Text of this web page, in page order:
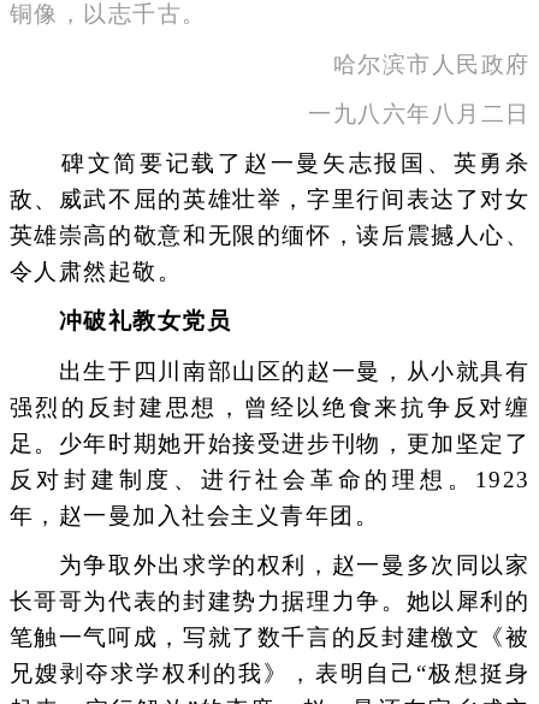
铜像，以志千古。
哈尔滨市人民政府
一九八六年八月二日
碑文简要记载了赵一曼矢志报国、英勇杀
敌、威武不屈的英雄壮举，字里行间表达了对女
英雄崇高的敬意和无限的缅怀，读后震撼人心、
令人肃然起敬。
冲破礼教女党员
出生于四川南部山区的赵一曼，从小就具有
强烈的反封建思想，曾经以绝食来抗争反对缠
足。少年时期她开始接受进步刊物，更加坚定了
反对封建制度、进行社会革命的理想。1923
年，赵一曼加入社会主义青年团。
为争取外出求学的权利，赵一曼多次同以家
长哥哥为代表的封建势力据理力争。她以犀利的
笔触一气呵成，写就了数千言的反封建檄文《被
兄嫂剥夺求学权利的我》，表明自己“极想挺身